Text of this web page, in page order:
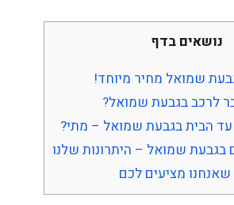
נושאים בדף
שמואל מחיר מיוחד!
לרכב בגבעת שמואל?
הבית בגבעת שמואל – מתי?
בגבעת שמואל – היתרונות שלנו
שאנחנו מציעים לכם